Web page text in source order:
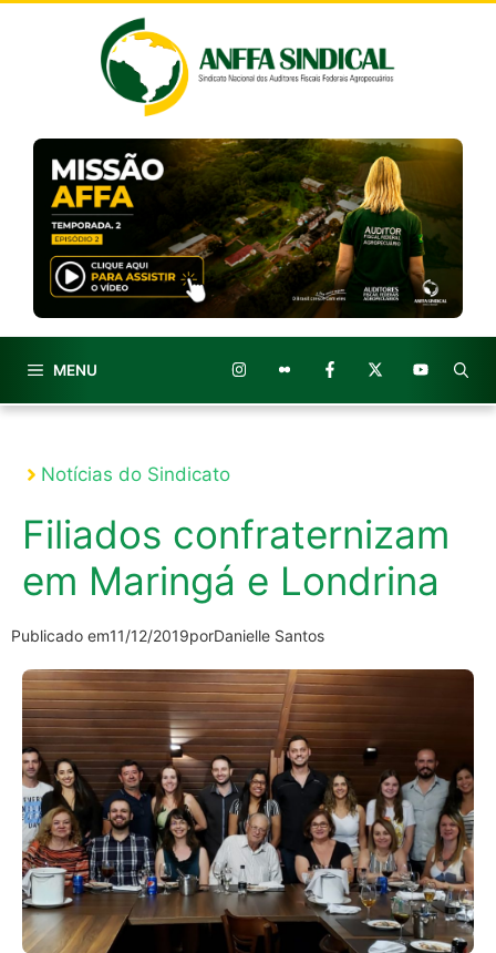
MENU
Notícias do Sindicato
Filiados confraternizam
em Maringá e Londrina
Publicado em11/12/2019porDanielle Santos